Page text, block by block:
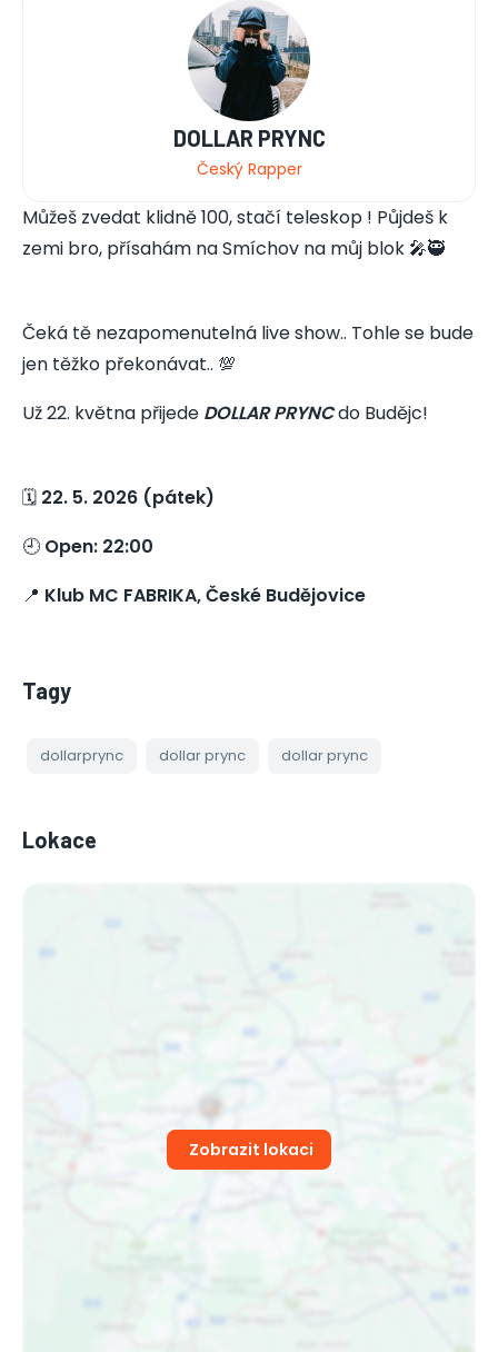
DOLLAR PRYNC
Český Rapper
Můžeš zvedat klidně 100, stačí teleskop ! Půjdeš k
zemi bro, přísahám na Smíchov na můj blok 🎤🥷
Čeká tě nezapomenutelná live show.. Tohle se bude
jen těžko překonávat.. 💯
Už 22. května přijede DOLLAR PRYNCdo Budějc!
🗓️ 22. 5. 2026 (pátek)
🕘 Open: 22:00
📍 Klub MC FABRIKA, České Budějovice
Tagy
dollarprync dollar prync dollar prync
Lokace
Zobrazit lokaci